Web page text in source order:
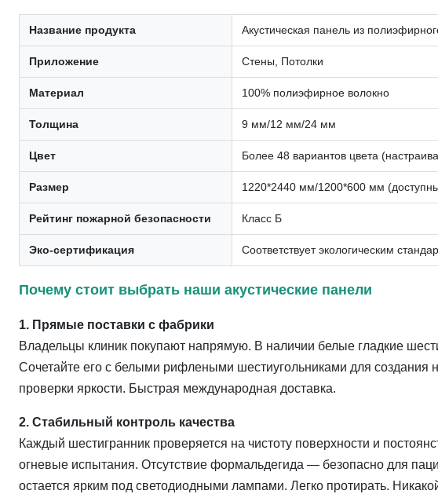
Название продукта Акустическая панель из
Приложение Стены, Потолки
Материал 100% полиэфирное волокно
Толщина 9 мм/12 мм/24 мм
Цвет Более 48 вариантов цвета
Размер 1220*2440 мм/1200*600 мм
Рейтинг пожарной безопасности Класс Б
Эко-сертификация Соответствует экологическим
Почему стоит выбрать наши акустические панели
1. Прямые поставки с фабрики
Владельцы клиник покупают напрямую. В наличии белые гладкие
Сочетайте его с белыми рифлеными шестиугольниками для создания
проверки яркости. Быстрая международная доставка.
2. Стабильный контроль качества
Каждый шестигранник проверяется на чистоту поверхности и
огневые испытания. Отсутствие формальдегида — безопасно для
остается ярким под светодиодными лампами. Легко протирать.